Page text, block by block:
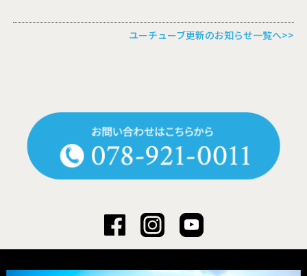
ユーチューブ更新のお知らせ一覧へ>>